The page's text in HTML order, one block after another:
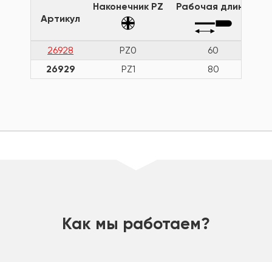
Артикул
Наконечник PZ Рабочая длина
26928 PZ0
60
26929
PZ1 80
Как мы работаем?